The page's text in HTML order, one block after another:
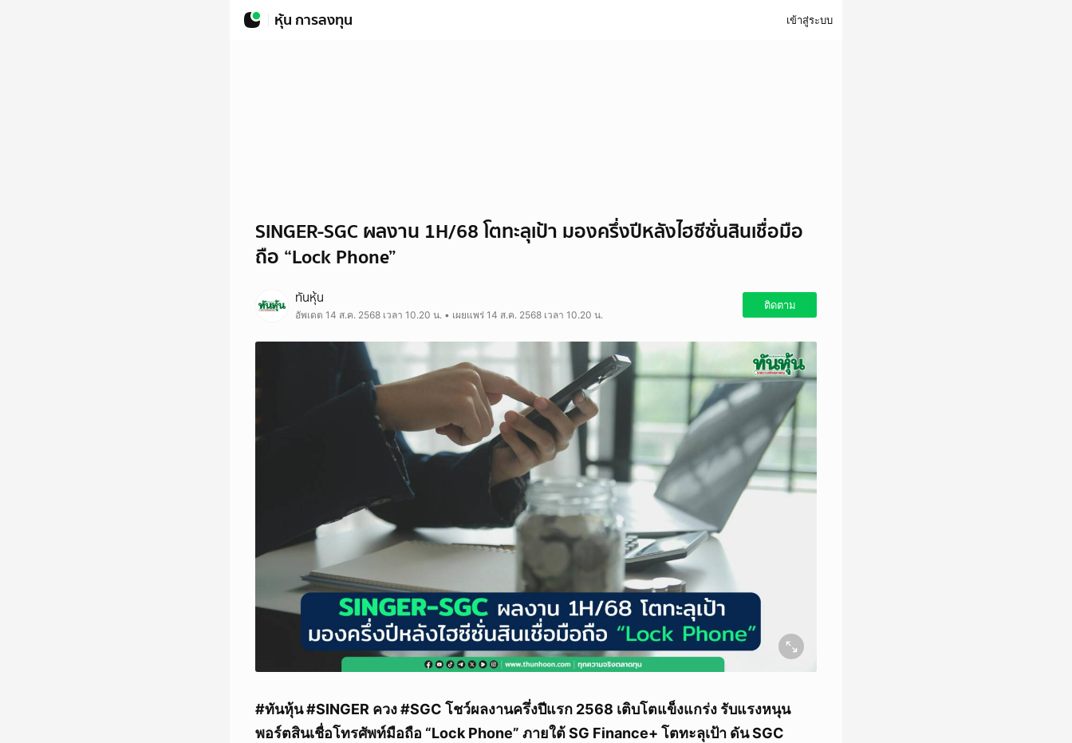
หุ้น การลงทุน เข้าสู่ระบบ
SINGER-SGC ผลงาน 1H/68 โตทะลุเป้า มองครึ่งปีหลังไฮซีซั่นสินเชื่อมือ
ถือ “Lock Phone”
ทันหุ้น
อัพเดต 14 ส.ค. 2568 เวลา 10.20 น. • เผยแพร่ 14 ส.ค. 2568 เวลา 10.20 น.
ติดตาม
#ทันหุ้น #SINGER ควง #SGC โชว์ผลงานครึ่งปีแรก 2568 เติบโตแข็งแกร่ง รับแรงหนุน
พอร์ตสินเชื่อโทรศัพท์มือถือ “Lock Phone” ภายใต้ SG Finance+ โตทะลุเป้า ดัน SGC